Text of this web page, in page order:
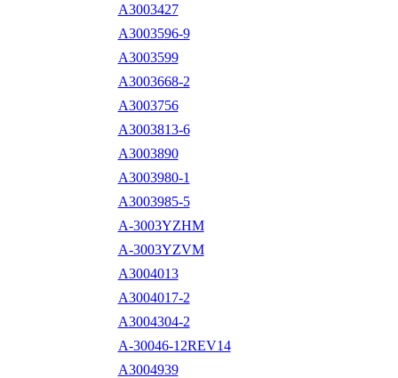
A3003427
A3003596-9
A3003599
A3003668-2
A3003756
A3003813-6
A3003890
A3003980-1
A3003985-5
A-3003YZHM
A-3003YZVM
A3004013
A3004017-2
A3004304-2
A-30046-12REV14
A3004939